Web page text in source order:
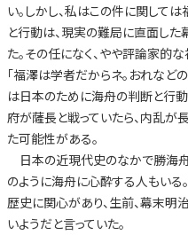
い。しかし、私はこの件に関して
と行動は、現実の難局に直面し
た。その任になく、やや評論家的
「福澤は学者だからネ。おれなど
は日本のために海舟の判断と行動
府が薩長と戦っていたら、内乱が
た可能性がある。
日本の近現代史のなかで勝海
のように海舟に心酔する人もいる
歴史に関心があり、生前、幕末
いようだと言っていた。